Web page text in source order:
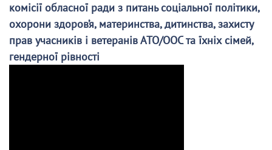
комісії обласної ради з питань соціальної політики,
охорони здоров’я, материнства, дитинства, захисту
прав учасників і ветеранів АТО/ООС та їхніх сімей,
гендерної рівності